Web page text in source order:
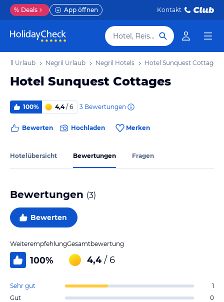
% Deals App öffnen Kontakt
Hotel, Reiseziel
Urlaub Negril Urlaub Negril Hotels Hotel Sunquest Cottages
Hotel Sunquest Cottages
100% 4,4/ 6 3 Bewertungen
Bewerten Hochladen Merken
Hotelübersicht Bewertungen Fragen
Bewertungen (3)
Bewerten
Weiterempfehlung
100%
Gesamtbewertung
4,4 / 6
Sehr gut
1
Gut
0